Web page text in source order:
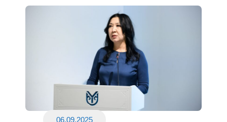
06.09.2025